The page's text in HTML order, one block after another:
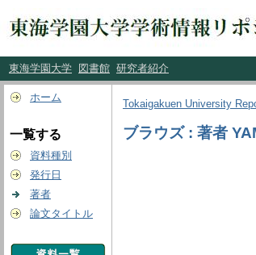
東海学園大学 図書館 研究者紹介
ホーム
一覧する
資料種別
発行日
著者
論文タイトル
Tokaigakuen University
ブラウズ : 著者